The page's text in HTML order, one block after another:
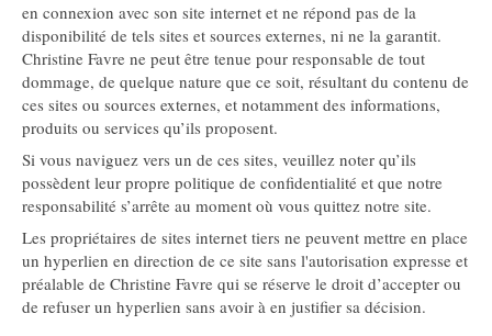
en connexion avec son site internet et ne répond pas de la
disponibilité de tels sites et sources externes, ni ne la garantit.
Christine Favre ne peut être tenue pour responsable de tout
dommage, de quelque nature que ce soit, résultant du contenu de
ces sites ou sources externes, et notamment des informations,
produits ou services qu’ils proposent.
Si vous naviguez vers un de ces sites, veuillez noter qu’ils
possèdent leur propre politique de confidentialité et que notre
responsabilité s’arrête au moment où vous quittez notre site.
Les propriétaires de sites internet tiers ne peuvent mettre en place
un hyperlien en direction de ce site sans l'autorisation expresse et
préalable de Christine Favre qui se réserve le droit d’accepter ou
de refuser un hyperlien sans avoir à en justifier sa décision.